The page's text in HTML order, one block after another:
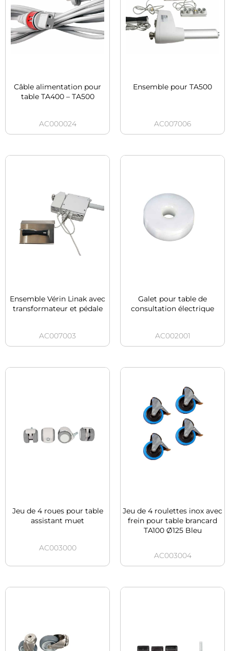
Câble alimentation pour
table TA400 – TA500
AC000024
Ensemble pour TA500
AC007006
Ensemble Vérin Linak avec
transformateur et pédale
AC007003
Galet pour table de
consultation électrique
AC002001
Jeu de 4 roues pour table
assistant muet
AC003000
Jeu de 4 roulettes inox avec
frein pour table brancard
TA100 Ø125 Bleu
AC003004